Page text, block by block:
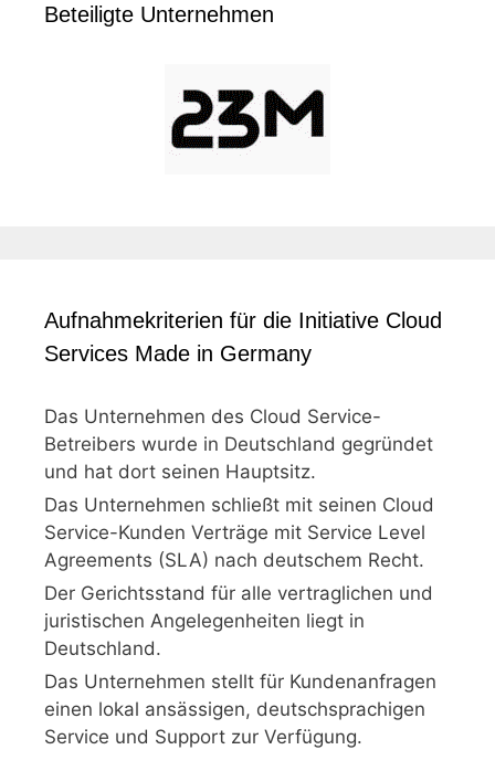
Beteiligte Unternehmen
Aufnahmekriterien für die Initiative Cloud
Services Made in Germany
Das Unternehmen des Cloud Service-
Betreibers wurde in Deutschland gegründet
und hat dort seinen Hauptsitz.
Das Unternehmen schließt mit seinen Cloud
Service-Kunden Verträge mit Service Level
Agreements (SLA) nach deutschem Recht.
Der Gerichtsstand für alle vertraglichen und
juristischen Angelegenheiten liegt in
Deutschland.
Das Unternehmen stellt für Kundenanfragen
einen lokal ansässigen, deutschsprachigen
Service und Support zur Verfügung.